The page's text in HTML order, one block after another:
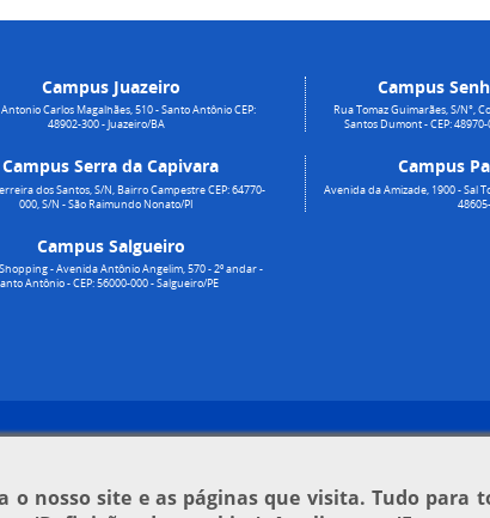
Campus Juazeiro
Carlos Magalhães, 510 - Santo Antônio CEP:
48902-300 - Juazeiro/BA
Campus Serra da Capivara
dos Santos, S/N, Bairro Campestre CEP: 64770-
000, S/N - São Raimundo Nonato/PI
Campus Salgueiro
- Avenida Antônio Angelim, 570 - 2º andar -
Antônio - CEP: 56000-000 - Salgueiro/PE
Campus
Rua Tomaz Guimarães, S/N°,
Santos Dumont - CEP:
Campus
Avenida da Amizade, 1900 - Sal
o nosso site e as páginas que visita. Tudo para